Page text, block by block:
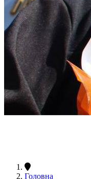
Головна